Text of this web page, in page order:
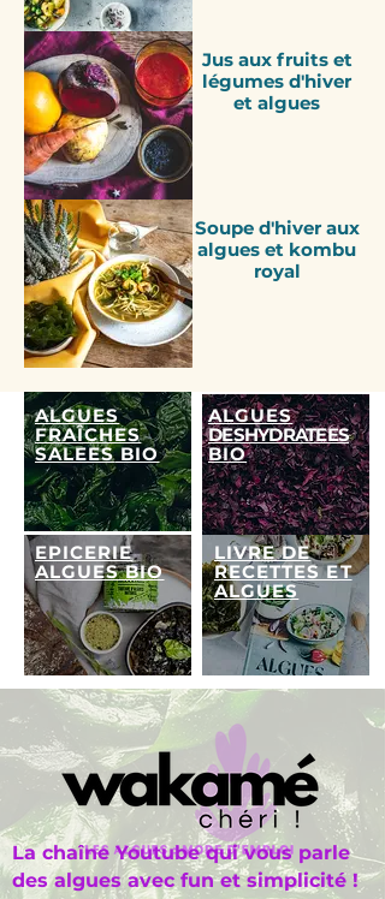
ALGUES
FRAÎCHES
SALEESBIO
EPICERIE
ALGUES BIO
ALGUES
DESHYDRATEES
BIO
LIVRE DE
RECETTES ET
ALGUES
Jus aux fruits et
légumes d'hiver
et algues
Soupe d'hiver aux
algues et kombu
royal
La chaîne Youtube qui vous parle
des algues avec fun et simplicité !